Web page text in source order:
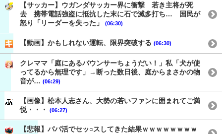
【サッカー】ウガンダサッカー界に衝撃 若き主将が死
去 携帯電話強盗に抵抗した末に石で滅多打ち… 国民が
怒り「リーダーを失った」
(06:30)
【動画】かもしれない運転、限界突破する (06:30)
クレママ「庭にあるバウンサーちょうだい！」私「犬が使
ってるから無理です」→断った数日後、庭からまさかの物
音が… (06:29)
【画像】松本人志さん、大勢の若いファンに囲まれてご満
悦・・・
(06:27)
【悲報】パパ活でセッ○スしてきた結果ｗｗｗｗｗｗｗｗ